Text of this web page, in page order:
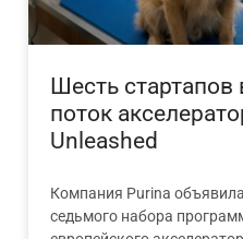
Шесть
поток
Unleashed
Компания Purina
седьмого набора